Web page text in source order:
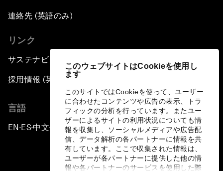
このウェブサイトはCookieを使用し
ます
このサイトではCookieを使って、ユーザー
に合わせたコンテンツや広告の表示、トラ
フィックの分析を行っています。またユー
ザーによるサイトの利用状況についても情
報を収集し、ソーシャルメディアや広告配
信、データ解析の各パートナーに情報を共
有しています。ここで収集された情報は、
ユーザーが各パートナーに提供した他の情
報や各パートナーのサービスを使用した際
連絡先 (英語のみ)
リンク
サステナビリティへの取り組み
採用情報 (英語のみ)
言語
EN ▪ES▪中文▪ 日本語